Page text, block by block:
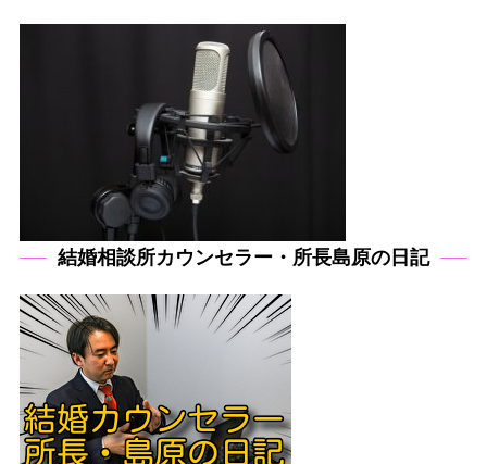
結婚相談所カウンセラー・所長島原の日記